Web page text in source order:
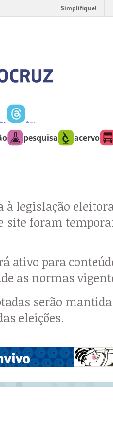
Simplifique!
threads
pesquisa acervo
à legislação
site foram
ativo para
as normas
serão
eleições.